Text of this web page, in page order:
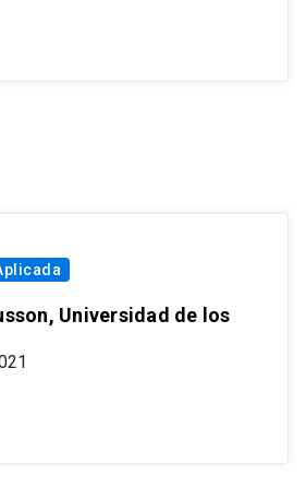
Universidad de los